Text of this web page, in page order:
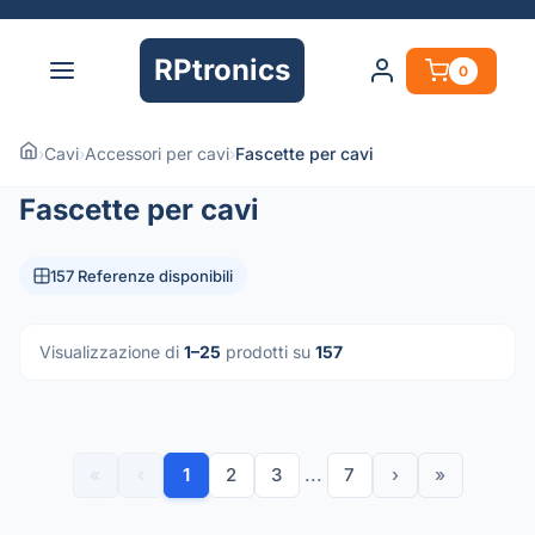
RPtronics 0
›Cavi›Accessori per cavi›Fascette per cavi
Fascette per cavi
157 Referenze disponibili
Visualizzazione di 1–25 prodotti su 157
1 2 3 ... 7 › »